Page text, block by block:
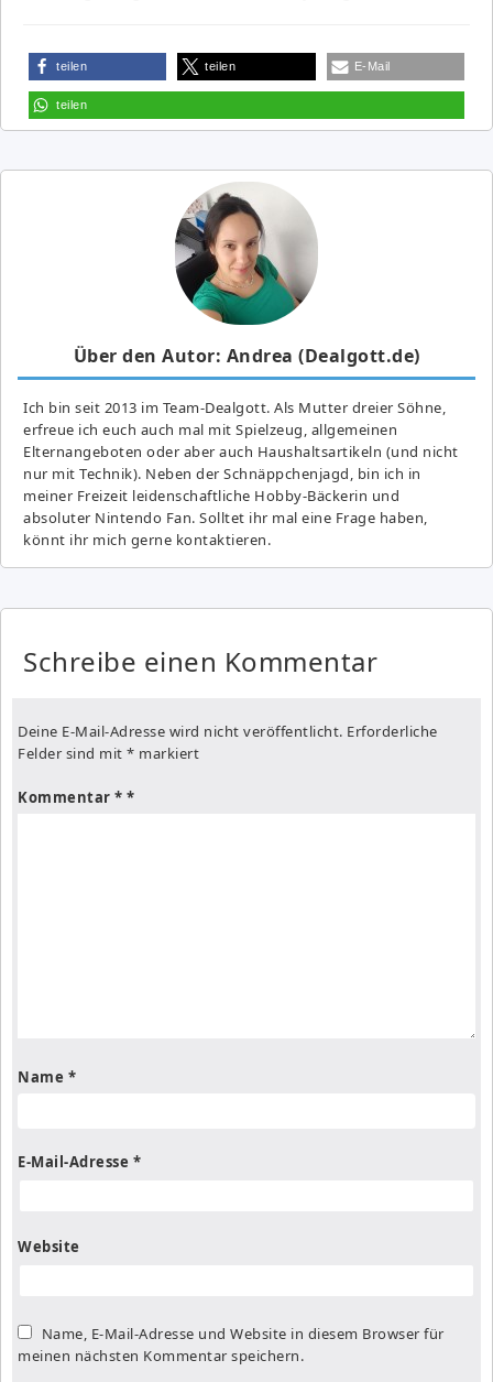
teilen teilen E-Mail
teilen
Über den Autor: Andrea (Dealgott.de)
Ich bin seit 2013 im Team-Dealgott. Als Mutter dreier Söhne,
erfreue ich euch auch mal mit Spielzeug, allgemeinen
Elternangeboten oder aber auch Haushaltsartikeln (und nicht
nur mit Technik). Neben der Schnäppchenjagd, bin ich in
meiner Freizeit leidenschaftliche Hobby-Bäckerin und
absoluter Nintendo Fan. Solltet ihr mal eine Frage haben,
könnt ihr mich gerne kontaktieren.
Schreibe einen Kommentar
Deine E-Mail-Adresse wird nicht veröffentlicht. Erforderliche
Felder sind mit * markiert
Kommentar *
Name *
E-Mail-Adresse *
Website
Name, E-Mail-Adresse und Website in diesem Browser für
meinen nächsten Kommentar speichern.